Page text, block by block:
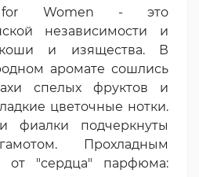
for Women - это
независимости и
и изящества. В
аромате сошлись
спелых фруктов и
цветочные нотки.
фиалки подчеркнуты
Прохладным
от "сердца" парфюма: